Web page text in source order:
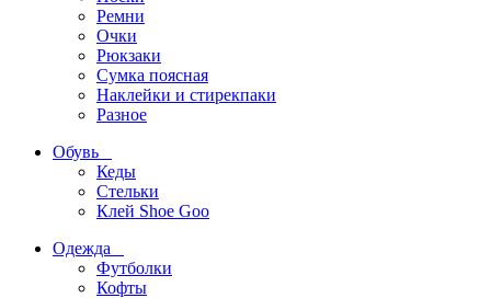
Ремни
Очки
Рюкзаки
Сумка поясная
Наклейки и стирекпаки
Разное
Обувь
Кеды
Стельки
Клей Shoe Goo
Одежда
Футболки
Кофты